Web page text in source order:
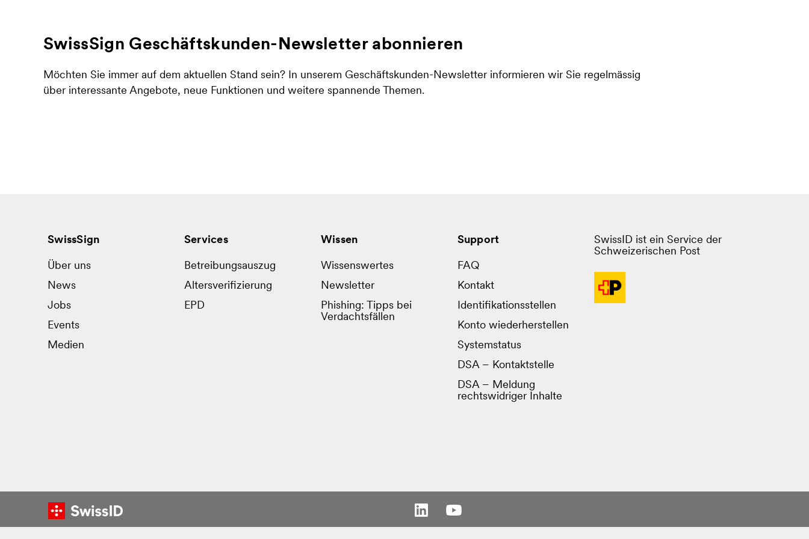
SwissSign Geschäftskunden-Newsletter abonnieren
Möchten Sie immer auf dem aktuellen Stand sein? In unserem Geschäftskunden-Newsletter informieren wir Sie regelmässig
über interessante Angebote, neue Funktionen und weitere spannende Themen.
SwissSign
Über uns
News
Jobs
Events
Medien
Services
Betreibungsauszug
Altersverifizierung
EPD
Wissen
Wissenswertes
Newsletter
Phishing: Tipps bei
Verdachtsfällen
Support
FAQ
Kontakt
Identifikationsstellen
Konto wiederherstellen
Systemstatus
DSA – Kontaktstelle
DSA – Meldung
rechtswidriger Inhalte
SwissID ist ein Service der
Schweizerischen Post